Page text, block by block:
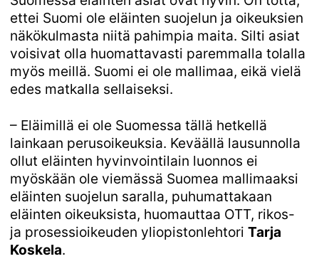
ettei Suomi ole eläinten suojelun ja oikeuksien
näkökulmasta niitä pahimpia maita. Silti asiat
voisivat olla huomattavasti paremmalla tolalla
myös meillä. Suomi ei ole mallimaa, eikä vielä
edes matkalla sellaiseksi.
– Eläimillä ei ole Suomessa tällä hetkellä
lainkaan perusoikeuksia. Keväällä lausunnolla
ollut eläinten hyvinvointilain luonnos ei
myöskään ole viemässä Suomea mallimaaksi
eläinten suojelun saralla, puhumattakaan
eläinten oikeuksista, huomauttaa OTT, rikos-
ja prosessioikeuden yliopistonlehtori Tarja
Koskela.